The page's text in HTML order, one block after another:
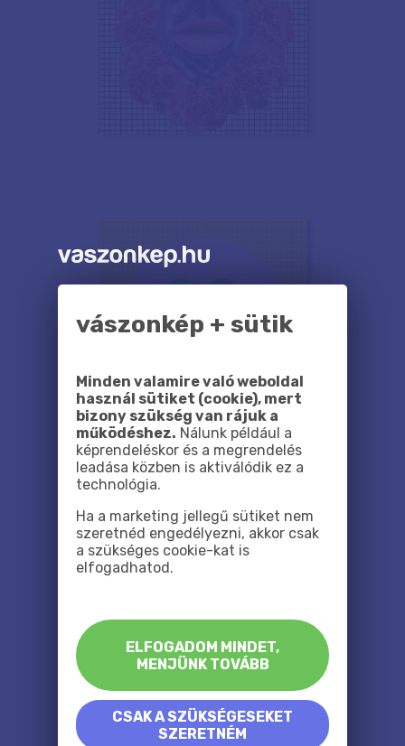
vászonkép + sütik
Minden valamire való weboldal
használ sütiket (cookie), mert
bizony szükség van rájuk a
működéshez. Nálunk például a
képrendeléskor és a megrendelés
leadása közben is aktiválódik ez a
technológia.
Ha a marketing jellegű sütiket nem
szeretnéd engedélyezni, akkor csak
a szükséges cookie-kat is
elfogadhatod.
ELFOGADOM MINDET,
MENJÜNK TOVÁBB
CSAK A SZÜKSÉGESEKET
SZERETNÉM